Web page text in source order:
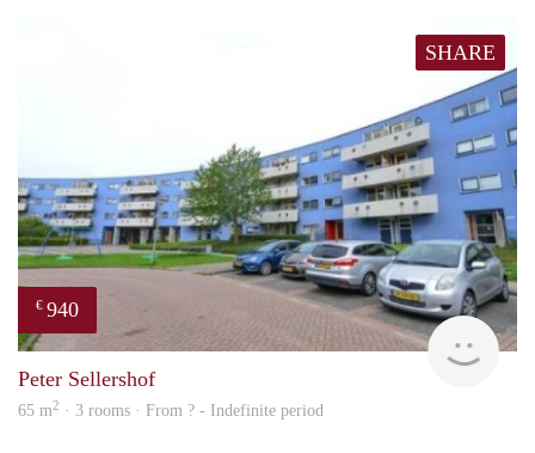
SHARE
€ 940
rent
Peter Sellershof
65 m2 · 3 rooms · From ? - Indefinite period